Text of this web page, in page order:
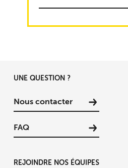
UNE QUESTION ?
Nous contacter
FAQ
REJOINDRE NOS ÉQUIPES